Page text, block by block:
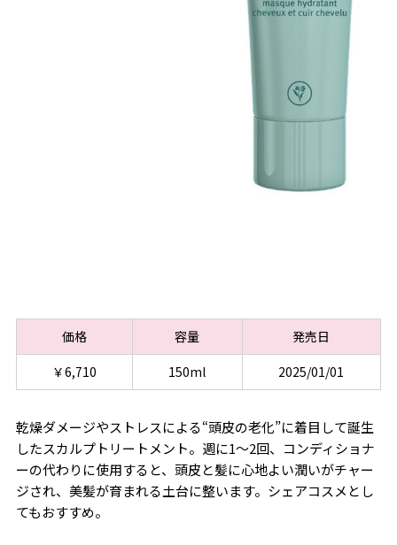
価格 容量
発売日
￥6,710
150ml 2025/01/01
乾燥ダメージやストレスによる“頭皮の老化”に着目して誕生
したスカルプトリートメント。週に1～2回、コンディショナ
ーの代わりに使用すると、頭皮と髪に心地よい潤いがチャー
ジされ、美髪が育まれる土台に整います。シェアコスメとし
てもおすすめ。